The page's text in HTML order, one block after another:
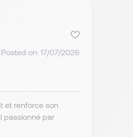
Posted on: 17/07/2026
et renforce son
passionné par